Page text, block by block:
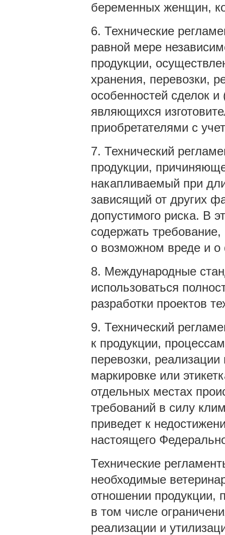
беременных женщин,
6. Технические
равной мере
продукции,
хранения, перевозки,
особенностей сделок
являющихся
приобретателями с
7. Технический
продукции,
накапливаемый при
зависящий от других
допустимого риска. В
содержать
о возможном вреде и о
8. Международные
использоваться
разработки проектов
9. Технический
к продукции,
перевозки,
маркировке или
отдельных местах
требований в силу
приведет к
настоящего
Технические
необходимые
отношении продукции,
в том числе
реализации и